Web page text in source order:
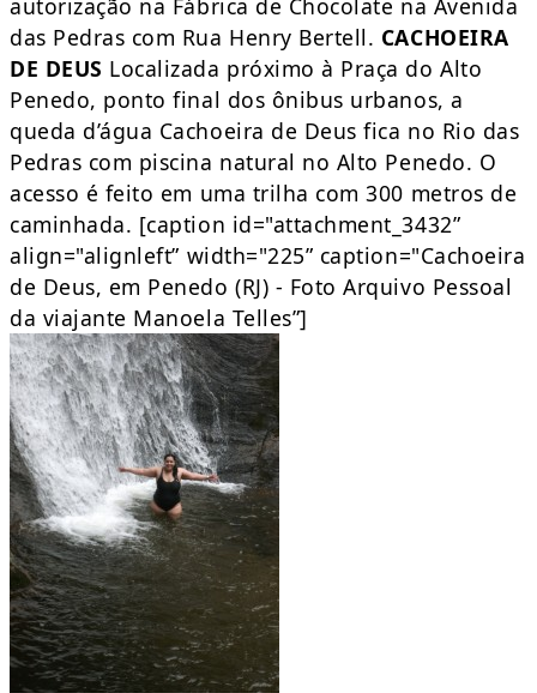
autorização na Fábrica de Chocolate na Avenida
das Pedras com Rua Henry Bertell. CACHOEIRA
DE DEUS Localizada próximo à Praça do Alto
Penedo, ponto final dos ônibus urbanos, a
queda d’água Cachoeira de Deus fica no Rio das
Pedras com piscina natural no Alto Penedo. O
acesso é feito em uma trilha com 300 metros de
caminhada. [caption id="attachment_3432”
align="alignleft” width="225” caption="Cachoeira
de Deus, em Penedo (RJ) - Foto Arquivo Pessoal
da viajante Manoela Telles”]